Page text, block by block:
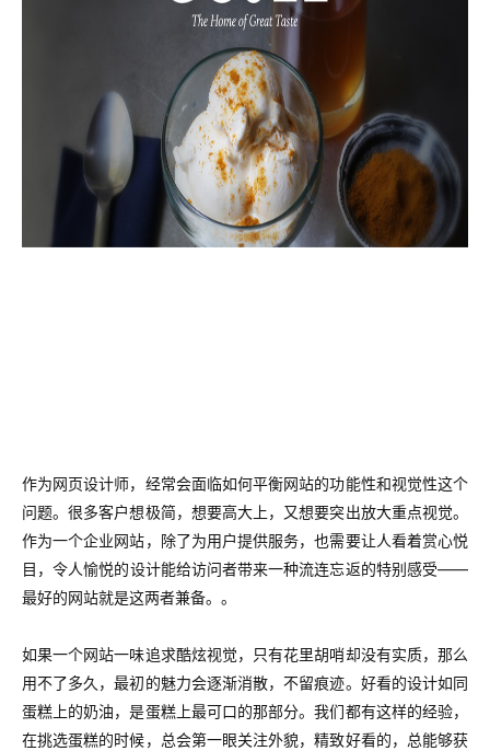
作为网页设计师，经常会面临如何平衡网站的功能性和视觉性这个
问题。很多客户想极简，想要高大上，又想要突出放大重点视觉。
作为一个企业网站，除了为用户提供服务，也需要让人看着赏心悦
目，令人愉悦的设计能给访问者带来一种流连忘返的特别感受——
最好的网站就是这两者兼备。。
如果一个网站一味追求酷炫视觉，只有花里胡哨却没有实质，那么
用不了多久，最初的魅力会逐渐消散，不留痕迹。好看的设计如同
蛋糕上的奶油，是蛋糕上最可口的那部分。我们都有这样的经验，
在挑选蛋糕的时候，总会第一眼关注外貌，精致好看的，总能够获